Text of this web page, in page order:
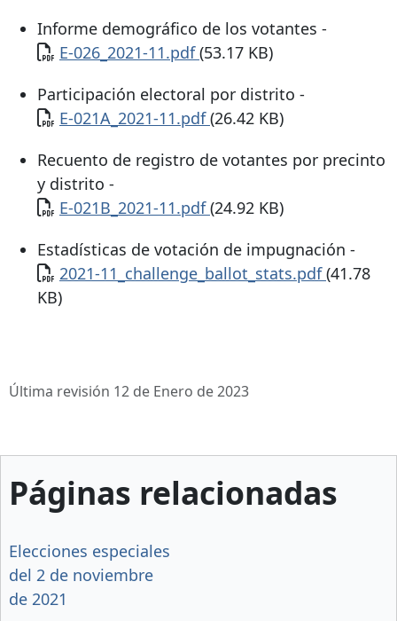
Informe demográfico de los votantes -
Documento
E-026_2021-11.pdf(53.17 KB)
Participación electoral por distrito -
Documento
E-021A_2021-11.pdf(26.42 KB)
Recuento de registro de votantes por precinto
y distrito -
Documento
E-021B_2021-11.pdf(24.92 KB)
Estadísticas de votación de impugnación -
Documento
2021-11_challenge_ballot_stats.pdf(41.78
KB)
Última revisión 12 de Enero de 2023
Páginas relacionadas
Elecciones especiales
del 2 de noviembre
de 2021